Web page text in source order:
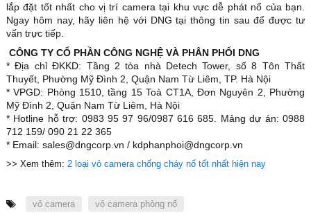
lắp đặt tốt nhất cho vị trí camera tại khu vực dễ phát nổ của bạn.
Ngay hôm nay, hãy liên hệ với DNG tại thông tin sau để được tư
vấn trực tiếp.
CÔNG TY CỔ PHẦN CÔNG NGHỆ VÀ PHÂN PHỐI DNG
* Địa chỉ ĐKKD: Tầng 2 tòa nhà Detech Tower, số 8 Tôn Thất
Thuyết, Phường Mỹ Đình 2, Quận Nam Từ Liêm, TP. Hà Nội
* VPGD: Phòng 1510, tầng 15 Toà CT1A, Đơn Nguyên 2, Phường
Mỹ Đình 2, Quận Nam Từ Liêm, Hà Nội
* Hotline hỗ trợ: 0983 95 97 96/0987 616 685. Mảng dự án: 0988
712 159/ 090 21 22 365
* Email: sales@dngcorp.vn / kdphanphoi@dngcorp.vn
>> Xem thêm: 2 loại vỏ camera chống cháy nổ tốt nhất hiện nay
vỏ camera vỏ camera phòng nổ